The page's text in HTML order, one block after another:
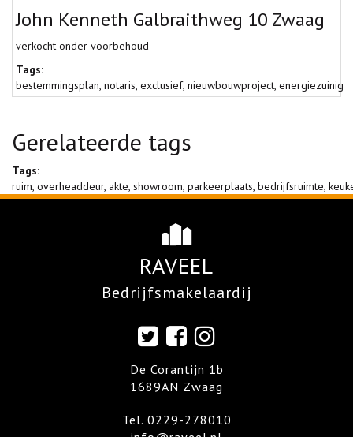
John Kenneth Galbraithweg 10 Zwaag
verkocht onder voorbehoud
Tags:
bestemmingsplan, notaris, exclusief, nieuwbouwproject, energiezuinig
Gerelateerde tags
Tags:
ruim, overheaddeur, akte, showroom, parkeerplaats, bedrijfsruimte,
RAVEEL
Bedrijfsmakelaardij
De Corantijn 1b
1689AN Zwaag
Tel. 0229-278010